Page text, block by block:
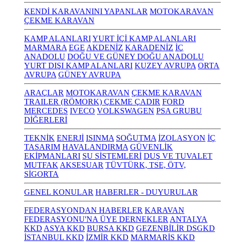
KENDİ KARAVANINI YAPANLAR MOTOKARAVAN
ÇEKME KARAVAN
KAMP ALANLARIYURT İÇİ KAMP ALANLARI
MARMARA EGE AKDENİZ KARADENİZ İÇ
ANADOLU DOĞU VE GÜNEY DOĞU ANADOLU
YURT DIŞI KAMP ALANLARI KUZEY AVRUPA ORTA
AVRUPA GÜNEY AVRUPA
ARAÇLAR MOTOKARAVAN ÇEKME KARAVAN
TRAILER (RÖMORK) ÇEKME ÇADIR FORD
MERCEDES IVECO VOLKSWAGEN PSA GRUBU
DİĞERLERİ
TEKNİK ENERJİ ISINMA SOĞUTMA İZOLASYON İÇ
TASARIM HAVALANDIRMA GÜVENLİK
EKİPMANLARI SU SİSTEMLERİ DUŞ VE TUVALET
MUTFAK AKSESUAR TÜVTÜRK, TSE, ÖTV,
SİGORTA
GENEL KONULAR HABERLER - DUYURULAR
FEDERASYONDAN HABERLER KARAVAN
FEDERASYONU'NA ÜYE DERNEKLER ANTALYA
KKD ASYA KKD BURSA KKD GEZENBİLİR DSGKD
İSTANBUL KKD İZMİR KKD MARMARİS KKD